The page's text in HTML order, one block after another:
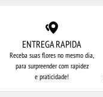
ENTREGA RAPIDA
Receba suas flores no mesmo dia,
para surpreender com rapidez
e praticidade!